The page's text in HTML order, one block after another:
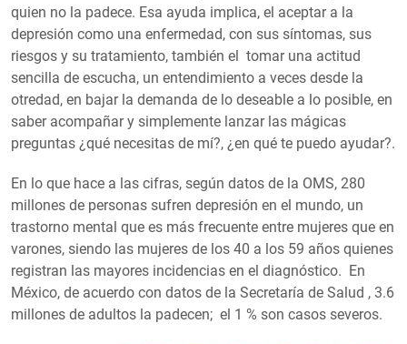
quien no la padece. Esa ayuda implica, el aceptar a la
depresión como una enfermedad, con sus síntomas, sus
riesgos y su tratamiento, también el tomar una actitud
sencilla de escucha, un entendimiento a veces desde la
otredad, en bajar la demanda de lo deseable a lo posible, en
saber acompañar y simplemente lanzar las mágicas
preguntas ¿qué necesitas de mí?, ¿en qué te puedo ayudar?.
En lo que hace a las cifras, según datos de la OMS, 280
millones de personas sufren depresión en el mundo, un
trastorno mental que es más frecuente entre mujeres que en
varones, siendo las mujeres de los 40 a los 59 años quienes
registran las mayores incidencias en el diagnóstico. En
México, de acuerdo con datos de la Secretaría de Salud , 3.6
millones de adultos la padecen; el 1 % son casos severos.